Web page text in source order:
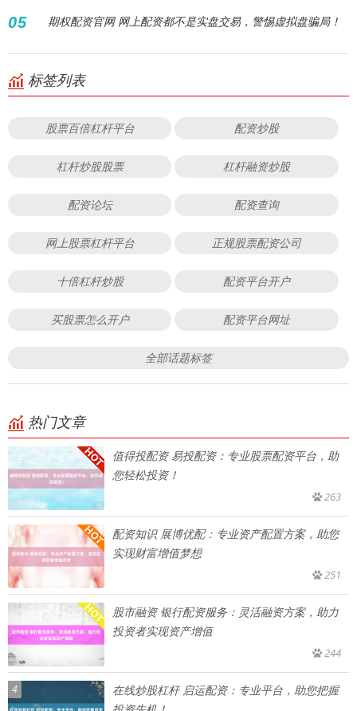
05 期权配资官网 网上配资都不是实盘交易，警惕虚拟盘骗局！
标签列表
股票百倍杠杆平台 配资炒股
杠杆炒股股票 杠杆融资炒股
配资论坛 配资查询
网上股票杠杆平台 正规股票配资公司
十倍杠杆炒股 配资平台开户
买股票怎么开户 配资平台网址
全部话题标签
热门文章
值得投配资 易投配资：专业股票配资平台，助
您轻松投资！
263
配资知识 展博优配：专业资产配置方案，助您
实现财富增值梦想
251
股市融资 银行配资服务：灵活融资方案，助力
投资者实现资产增值
244
4
在线炒股杠杆 启运配资：专业平台，助您把握